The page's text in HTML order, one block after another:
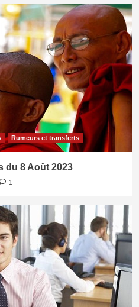
Rumeurs et transferts
du 8 Août 2023
1